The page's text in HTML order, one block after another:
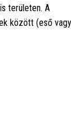
területen. A
között (eső